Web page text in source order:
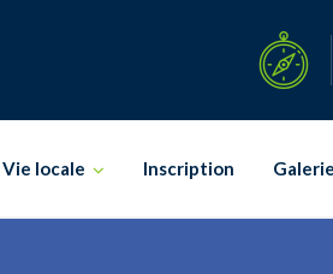
Vie locale Inscription Galerie